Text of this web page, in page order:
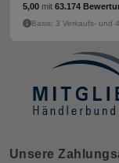
5,00 mit 63.174
Basis: 3 Verkaufs- und
Unsere